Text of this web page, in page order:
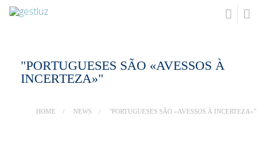
"PORTUGUESES SÃO «AVESSOS À
INCERTEZA»"
HOME NEWS "PORTUGUESES SÃO «AVESSOS À INCERTEZA»"